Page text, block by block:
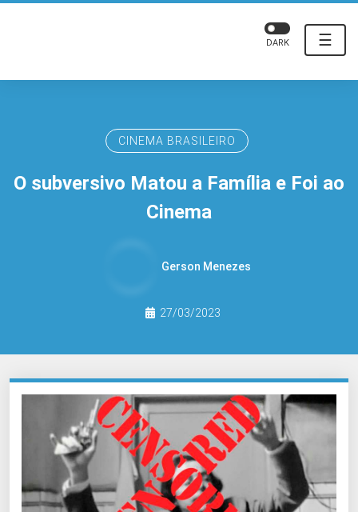
☰
DARK
CINEMA BRASILEIRO
O subversivo Matou a Família e Foi ao
Cinema
Gerson Menezes
27/03/2023